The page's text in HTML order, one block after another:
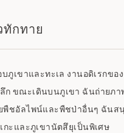
กทาย
ภูเขาและทะเล งานอดิเรกขอ
ก ขณะเดินบนภูเขา ฉันถ่ายภ
พืชอัลไพน์และพืชป่าอื่นๆ ฉันส
ะและภูเขานัตสึยุเป็นพิเศษ